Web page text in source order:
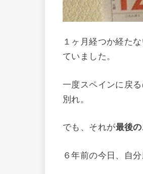
１ヶ月経つか経た
ていました。
一度スペインに戻
別れ。
でも、それが最後
６年前の今日、自